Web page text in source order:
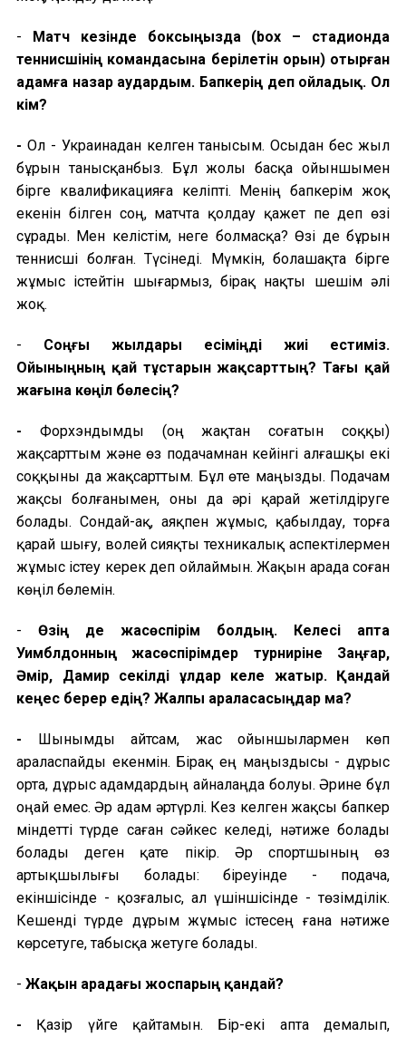
- Матч кезінде боксыңызда (box –
стадионда
теннисшінің командасына берілетін орын)отырған
адамға назар аудардым. Бапкерің деп ойладық. Ол
кім?
- Ол - Украинадан келген танысым. Осыдан бес жыл
бұрын танысқанбыз. Бұл жолы басқа ойыншымен
бірге квалификацияға келіпті. Менің бапкерім жоқ
екенін білген соң, матчта қолдау қажет пе деп өзі
сұрады. Мен келістім, неге болмасқа? Өзі де бұрын
теннисші болған. Түсінеді. Мүмкін, болашақта бірге
жұмыс істейтін шығармыз, бірақ нақты шешім әлі
жоқ.
- Соңғы жылдары есіміңді жиі естиміз.
Ойыныңның қай тұстарын жақсарттың? Тағы қай
жағына көңіл бөлесің?
- Форхэндымды (оң жақтан соғатын соққы)
жақсарттым және өз подачамнан кейінгі алғашқы екі
соққыны да жақсарттым. Бұл өте маңызды. Подачам
жақсы болғанымен, оны да әрі қарай жетілдіруге
болады. Сондай-ақ, аяқпен жұмыс, қабылдау, торға
қарай шығу, волей сияқты техникалық аспектілермен
жұмыс істеу керек деп ойлаймын. Жақын арада соған
көңіл бөлемін.
- Өзің де жасөспірім болдың. Келесі апта
Уимблдонның жасөспірімдер турниріне Заңғар,
Әмір, Дамир секілді ұлдар келе жатыр. Қандай
кеңес берер едің? Жалпы араласасыңдар ма?
-
Шынымды айтсам, жас ойыншылармен көп
араласпайды екенмін. Бірақ ең маңыздысы - дұрыс
орта, дұрыс адамдардың айналаңда болуы.Әрине бұл
оңай емес. Әр адам әртүрлі. Кез келген жақсы бапкер
міндетті түрде саған сәйкес келеді, нәтиже болады
болады деген қате пікір. Әр спортшының өз
артықшылығы болады: біреуінде - подача,
екіншісінде - қозғалыс, ал үшіншісінде - төзімділік.
Кешенді түрде дұрым жұмыс істесең ғана нәтиже
көрсетуге, табысқа жетуге болады.
- Жақын арадағы жоспарың қандай?
- Қазір үйге қайтамын. Бір-екі апта демалып,